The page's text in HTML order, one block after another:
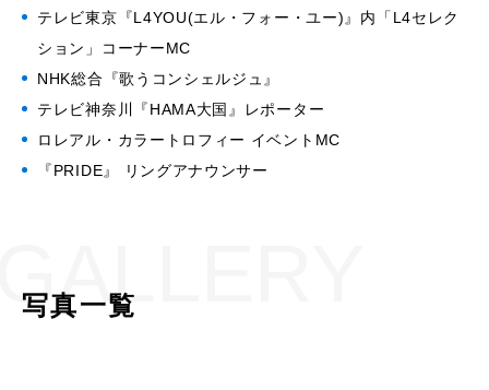
テレビ東京『L4YOU(エル・フォー・ユー)』内「L4セレク
ション」コーナーMC
NHK総合『歌うコンシェルジュ』
テレビ神奈川『HAMA大国』レポーター
ロレアル・カラートロフィー イベントMC
『PRIDE』 リングアナウンサー
写真一覧